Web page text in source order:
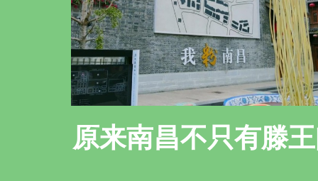
原来南昌不只有滕